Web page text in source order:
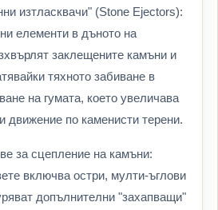
изтласквачи" (Stone Ejectors):
елементи в дъното на
заклещените камъни и
тяхното забиване в
на гумата, което увеличава
движение по каменисти терени.
за сцепление на камъни:
включва остри, мулти-ъглови
допълнителни "захапващи"